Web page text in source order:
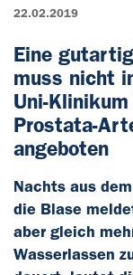
22.02.2019
Eine
muss nicht
Uni-
Prostata-
angeboten
Nachts aus
die Blase
aber gleich
Wasserlassen